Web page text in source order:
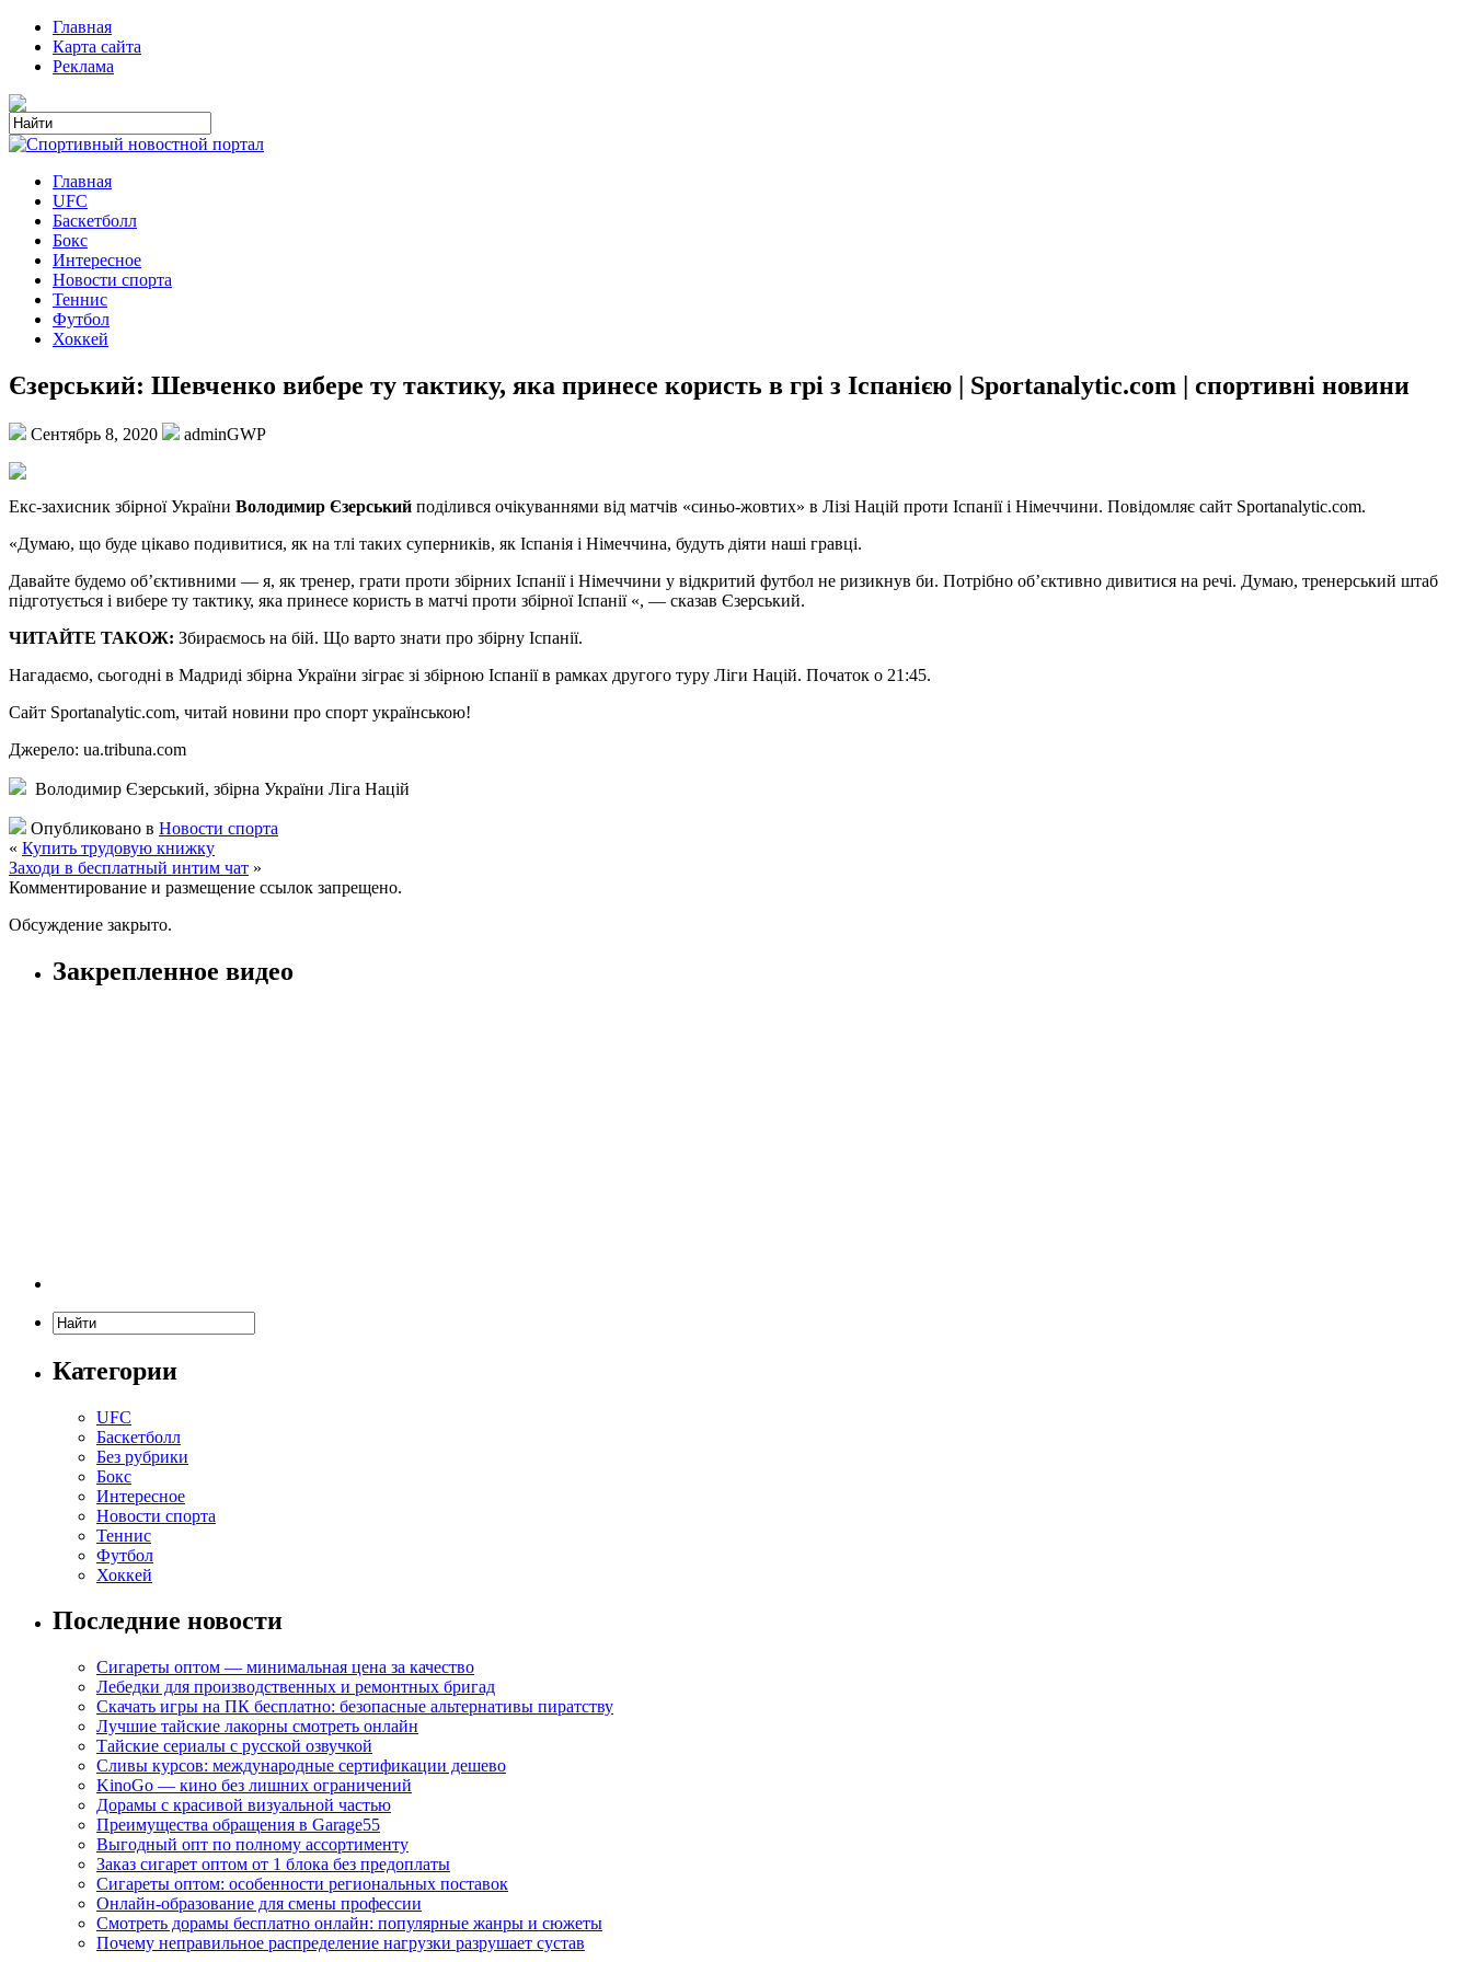
Главная
Карта сайта
Реклама
Главная
UFC
Баскетболл
Бокс
Интересное
Новости спорта
Теннис
Футбол
Хоккей
Єзерський: Шевченко вибере ту тактику, яка принесе користь в грі з Іспанією | Sportanalytic.com | спортивні новини
Сентябрь 8, 2020 adminGWP
Eкс-зaxисник збірної України Володимир Єзерський поділився очікуваннями від матчів «синьо-жовтих» в Лізі Націй проти Іспанії і Німеччини. Повідомляє сайт Sportanalytic.com.
«Думаю, що буде цікаво подивитися, як на тлі таких суперників, як Іспанія і Німеччина, будуть діяти наші гравці.
Давайте будемо об’єктивними — я, як тренер, грати проти збірних Іспанії і Німеччини у відкритий футбол не ризикнув би. Потрібно об’єктивно дивитися на речі. Думаю, тренерський штаб
підготується і вибере ту тактику, яка принесе користь в матчі проти збірної Іспанії «, — сказав Єзерський.
ЧИТАЙТЕ ТАКОЖ: Збираємось на бій. Що варто знати про збірну Іспанії.
Нагадаємо, сьогодні в Мадриді збірна України зіграє зі збірною Іспанії в рамках другого туру Ліги Націй. Початок о 21:45.
Сайт Sportanalytic.com, читай новини про спорт українською!
Джерело: ua.tribuna.com
Володимир Єзерський, збірна України Ліга Націй
Опубликовано в Новости спорта
« Купить трудовую книжку
Заходи в бесплатный интим чат »
Комментирование и размещение ссылок запрещено.
Обсуждение закрыто.
Закрепленное видео
Категории
UFC
Баскетболл
Без рубрики
Бокс
Интересное
Новости спорта
Теннис
Футбол
Хоккей
Последние новости
Сигареты оптом — минимальная цена за качество
Лебедки для производственных и ремонтных бригад
Скачать игры на ПК бесплатно: безопасные альтернативы пиратству
Лучшие тайские лакорны смотреть онлайн
Тайские сериалы с русской озвучкой
Сливы курсов: международные сертификации дешево
KinoGo — кино без лишних ограничений
Дорамы с красивой визуальной частью
Преимущества обращения в Garage55
Выгодный опт по полному ассортименту
Заказ сигарет оптом от 1 блока без предоплаты
Сигареты оптом: особенности региональных поставок
Онлайн-образование для смены профессии
Смотреть дорамы бесплатно онлайн: популярные жанры и сюжеты
Почему неправильное распределение нагрузки разрушает сустав